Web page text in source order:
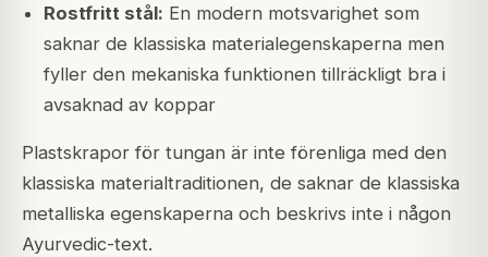
Rostfritt stål: En modern motsvarighet som
saknar de klassiska materialegenskaperna men
fyller den mekaniska funktionen tillräckligt bra i
avsaknad av koppar
Plastskrapor för tungan är inte förenliga med den
klassiska materialtraditionen, de saknar de klassiska
metalliska egenskaperna och beskrivs inte i någon
Ayurvedic-text.